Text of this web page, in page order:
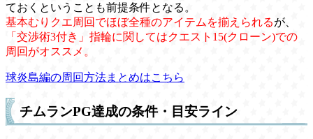
ておくということも前提条件となる。
基本むりクエ周回でほぼ全種のアイテムを揃えられるが、
「交渉術3付き」指輪に関してはクエスト15(クローン)での
周回がオススメ。
球炎島編の周回方法まとめはこちら
チムランPG達成の条件・目安ライン